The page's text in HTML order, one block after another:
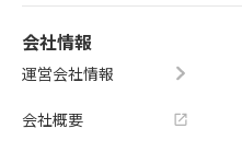
会社情報
運営会社情報
会社概要